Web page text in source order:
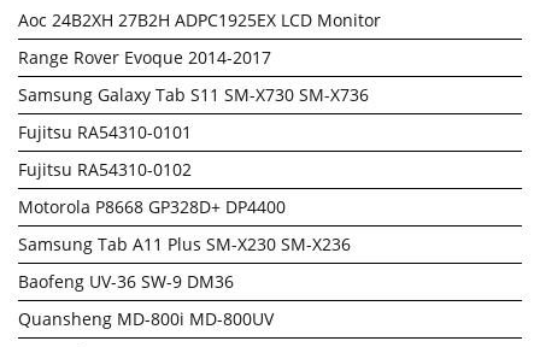
Aoc 24B2XH 27B2H ADPC1925EX LCD Monitor
Range Rover Evoque 2014-2017
Samsung Galaxy Tab S11 SM-X730 SM-X736
Fujitsu RA54310-0101
Fujitsu RA54310-0102
Motorola P8668 GP328D+ DP4400
Samsung Tab A11 Plus SM-X230 SM-X236
Baofeng UV-36 SW-9 DM36
Quansheng MD-800i MD-800UV